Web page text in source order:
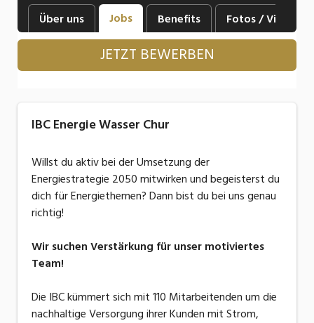
Industrie, Maschinenbau, Anlagenbau,
Produktion
Informatik, Telekommunikation
Mechanik, Elektronik, Optik, Textil (Fertigung)
Medizin, Gesundheitswesen, Pflege
Verkauf, Handel, Kundenberatung,
Aussendienst
Über uns Jobs Benefits Fotos / Videos
JETZT BEWERBEN
IBC Energie Wasser Chur
Willst du aktiv bei der Umsetzung der
Energiestrategie 2050 mitwirken und begeisterst du
dich für Energiethemen? Dann bist du bei uns genau
richtig!
Wir suchen Verstärkung für unser motiviertes
Team!
Die IBC kümmert sich mit 110 Mitarbeitenden um die
nachhaltige Versorgung ihrer Kunden mit Strom,